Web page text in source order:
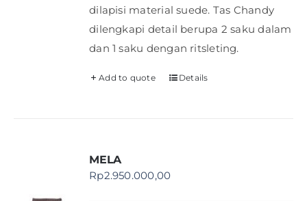
dilapisi material suede. Tas Chandy
dilengkapi detail berupa 2 saku dalam
dan 1 saku dengan ritsleting.
Add to quote Details
MELA
Rp2.950.000,00